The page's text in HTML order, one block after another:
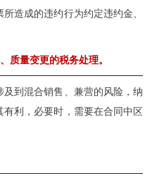
造成的违约行为约定违约金、
质量变更的税务处理。
到混合销售、兼营的风险，纳
利，必要时，需要在合同中区